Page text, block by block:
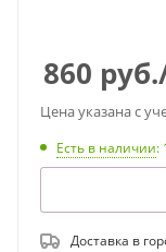
860 руб.
Цена указана с
Есть в наличии:
Доставка в